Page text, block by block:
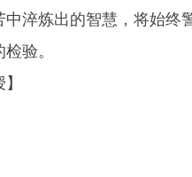
淬炼出的智慧，将始终
验。